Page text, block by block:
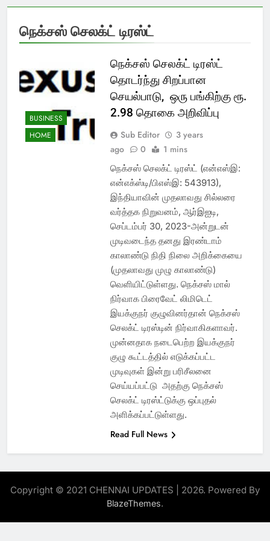
நெக்சஸ் செலக்ட் டிரஸ்ட்
BUSINESS
HOME
நெக்சஸ் செலக்ட் டிரஸ்ட்
தொடர்ந்து சிறப்பான
செயல்பாடு, ஒரு பங்கிற்கு ரூ.
2.98 தொகை அறிவிப்பு
Sub Editor
3 years
ago
0 1 mins
நெக்சஸ் செலக்ட் டிரஸ்ட் (என்எஸ்இ:
என்எக்ஸ்டி/பிஎஸ்இ: 543913),
இந்தியாவின் முதலாவது சில்லரை
வர்த்தக நிறுவனம், ஆர்இஐடி,
செப்டம்பர் 30, 2023-அன்றுடன்
முடிவடைந்த தனது இரண்டாம்
காலாண்டு நிதி நிலை அறிக்கையை
(முதலாவது முழு காலாண்டு)
வெளியிட்டுள்ளது. நெக்சஸ் மால்
நிர்வாக பிரைவேட் லிமிடெட்
இயக்குநர் குழுவினர்தான் நெக்சஸ்
செலக்ட் டிரஸ்டின் நிர்வாகிகளாவர்.
முன்னதாக நடைபெற்ற இயக்குநர்
குழு கூட்டத்தில் எடுக்கப்பட்ட
முடிவுகள் இன்று பரிசீலனை
செய்யப்பட்டு அதற்கு நெக்சஸ்
செலக்ட் டிரஸ்ட்டுக்கு ஒப்புதல்
அளிக்கப்பட்டுள்ளது.
Read Full News
Copyright © 2021 CHENNAI UPDATES | 2026. Powered By
BlazeThemes.